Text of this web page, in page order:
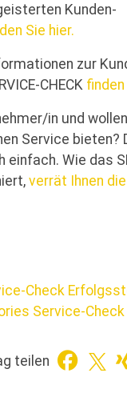
Kunden-
Sie hier.
zur
CHECK finden
in und
Service bieten?
einfach. Wie das
verrät Ihnen
Check
Service-
teilen